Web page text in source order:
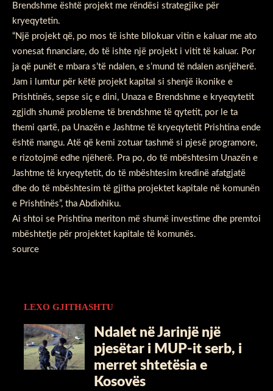
Brendshme është projekt me rëndësi strategjike për
kryeqytetin.
“Një projekt që, po mos të ishte bllokuar vitin e kaluar me ato
vonesat financiare, do të ishte një projekt i vitit të kaluar. Por
ja që punët e mbara s’të ndalen, e s’mund të ndalen asnjëherë.
Jam i lumtur për këtë projekt kapital si shenjë ikonike e
Prishtinës, sepse siç e dini, Unaza e Brendshme e kryeqytetit
zgjidh shumë probleme të brendshme të qytetit, por le ta
themi qartë, pa Unazën e Jashtme të kryeqytetit Prishtina ende
është mangu. Atë që kemi zotuar tashmë si pjesë programore,
e rizotojmë edhe njëherë. Pra po, do të mbështesim Unazën e
Jashtme të kryeqytetit, do të mbështesim kredinë afatgjatë
dhe do të mbështesim të gjitha projektet kapitale në komunën
e Prishtinës”, tha Abdixhiku.
Ai shtoi se Prishtina meriton më shumë investime dhe premtoi
mbështetje për projektet kapitale të komunës.
source
LEXO GJITHASHTU
Ndalet në Jarinjë një
pjesëtar i MUP-it serb, i
merret shtetësia e
Kosovës